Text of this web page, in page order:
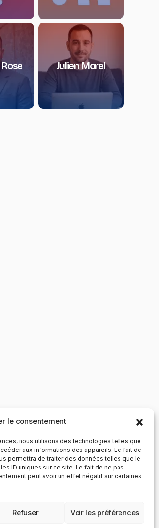
le consentement
nous utilisons des technologies telles que
aux informations des appareils. Le fait de
permettra de traiter des données telles que le
ID uniques sur ce site. Le fait de ne pas
peut avoir un effet négatif sur certaines
Refuser Voir les préférences
Julien Morel